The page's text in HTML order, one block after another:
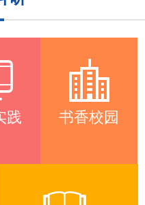
践 书香校园